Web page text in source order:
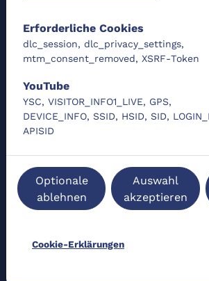
Erforderliche Cookies
dlc_session, dlc_privacy_settings,
mtm_consent_removed, XSRF-Token
YouTube
YSC, VISITOR_INFO1_LIVE, GPS,
DEVICE_INFO, SSID, HSID, SID,
APISID
Optionale
ablehnen
Auswahl
akzeptieren
Cookie-Erklärungen
internationalen Gaststudierenden
die ihren Auslandsaufenthalt dazu
interkulturelle Kompetenz
Lernziele
Nach Abschluss des Kurses
tiefere Einblicke in Themen
Gesellschaft und Kultur
faktenbasierten Vorstellung